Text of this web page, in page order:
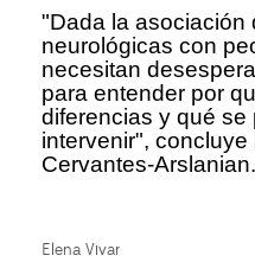
"Dada la asociación
neurológicas con
necesitan
para entender por
diferencias y qué se
intervenir", concluye
Cervantes-Arslanian.
Elena Vivar